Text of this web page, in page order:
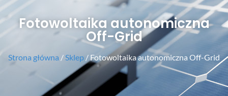
Fotowoltaika autonomiczna
Off-Grid
Strona główna / Sklep / Fotowoltaika autonomiczna Off-Grid